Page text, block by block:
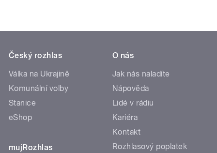
Český rozhlas
Válka na Ukrajině
Komunální volby
Stanice
eShop
mujRozhlas
O nás
Jak nás naladíte
Nápověda
Lidé v rádiu
Kariéra
Kontakt
Rozhlasový poplatek